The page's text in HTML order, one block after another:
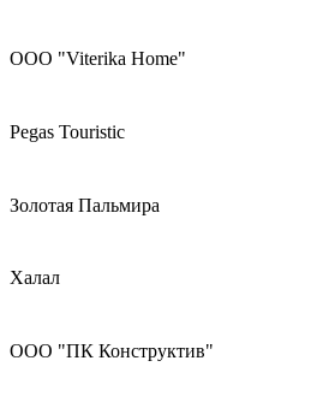
ООО "Viterika Home"
Pegas Touristic
Золотая Пальмира
Халал
ООО "ПК Конструктив"